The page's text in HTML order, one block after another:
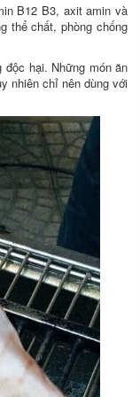
B12 B3, axit amin và
thể chất, phòng chống
hại. Những món ăn
nhiên chỉ nên dùng với